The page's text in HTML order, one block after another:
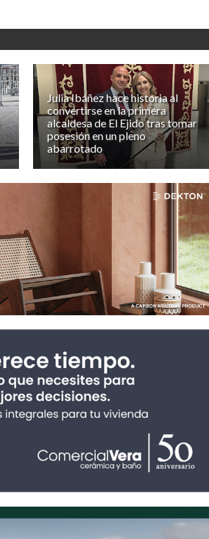
Julia Ibáñez hace historia al
convertirse en la primera
alcaldesa de El Ejido tras tomar
posesión en un pleno
abarrotado